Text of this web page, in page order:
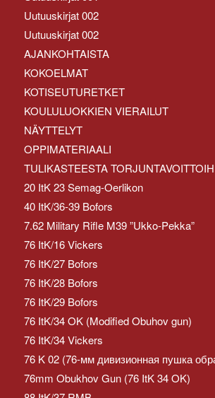
Uutuuskirjat 002
Uutuuskirjat 002
AJANKOHTAISTA
KOKOELMAT
KOTISEUTURETKET
KOULULUOKKIEN VIERAILUT
NÄYTTELYT
OPPIMATERIAALI
TULIKASTEESTA
20 ItK 23 Semag-Oerlikon
40 ItK/36-39 Bofors
7.62 Military Rifle M39 ”Ukko-Pekka”
76 ItK/16 Vickers
76 ItK/27 Bofors
76 ItK/28 Bofors
76 ItK/29 Bofors
76 ItK/34 OK (Modified Obuhov gun)
76 ItK/34 Vickers
76 K 02 (76-мм дивизионная пушка
76mm Obukhov Gun (76 ItK 34 OK)